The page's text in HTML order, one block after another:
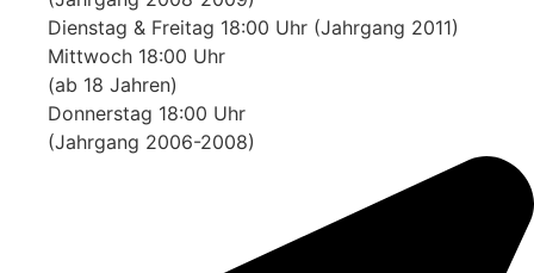
Dienstag & Freitag 18:00 Uhr (Jahrgang 2011)
Mittwoch 18:00 Uhr
(ab 18 Jahren)
Donnerstag 18:00 Uhr
(Jahrgang 2006-2008)